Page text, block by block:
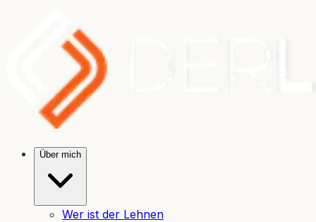
Über mich
Wer ist der Lehnen